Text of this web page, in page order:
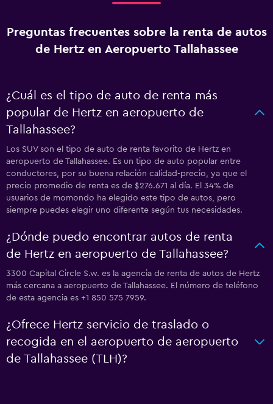
Preguntas frecuentes sobre la renta de autos
de Hertz en Aeropuerto Tallahassee
¿Cuál es el tipo de auto de renta más
popular de Hertz en aeropuerto de
Tallahassee?
Los SUV son el tipo de auto de renta favorito de Hertz en
aeropuerto de Tallahassee. Es un tipo de auto popular entre
conductores, por su buena relación calidad-precio, ya que el
precio promedio de renta es de $276.671 al día. El 34% de
usuarios de momondo ha elegido este tipo de autos, pero
siempre puedes elegir uno diferente según tus necesidades.
¿Dónde puedo encontrar autos de renta
de Hertz en aeropuerto de Tallahassee?
3300 Capital Circle S.w. es la agencia de renta de autos de Hertz
más cercana a aeropuerto de Tallahassee. El número de teléfono
de esta agencia es +1 850 575 7959.
¿Ofrece Hertz servicio de traslado o
recogida en el aeropuerto de aeropuerto
de Tallahassee (TLH)?